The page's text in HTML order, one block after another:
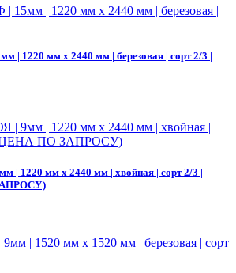
| 1220 мм х 2440 мм | березовая | сорт 2/3 |
| 1220 мм х 2440 мм | хвойная | сорт 2/3 |